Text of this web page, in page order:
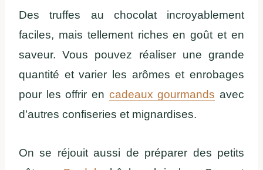
Des truffes au chocolat incroyablement
faciles, mais tellement riches en goût et en
saveur. Vous pouvez réaliser une grande
quantité et varier les arômes et enrobages
pour les offrir en cadeaux gourmands avec
d’autres confiseries et mignardises.
On se réjouit aussi de préparer des petits